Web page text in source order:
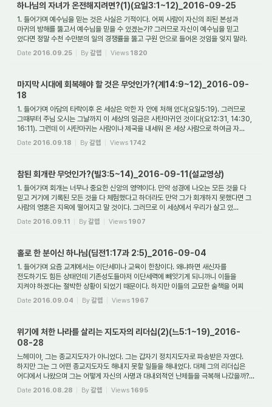
하나님의 자녀가 온전해지려면?(1)(요일3:1~12)_2016-09-25
1. 들어가며 예수님을 믿는 것은 사실은 기적이다. 어찌 사람이 자신의 죄된 본성과
마귀의 방해를 뚫고서 예수님을 믿을 수 있겠는가? 그러므로 자신이 예수님을 믿고
있다면 정말 수천 수만분의 일의 경쟁률을 뚫고 구원 안으로 들어온 것임을 잊지 말라.
하...
Date 2016.09.25 By갈렙 Views 1820
마지막 시대에 회복해야 할 것은 무엇인가?(계14:9~12)_2016-09-
18
1. 들어가며 아담의 타락이후 온 세상은 악한 자 안에 처해 있다(요일5:19). 그러므로
그때부터 주님 오시는 그날까지 이 세상의 임금은 사탄마귀인 것이다(요12:31, 14:30,
16:11). 그런데 이 사탄마귀는 사람이나 제국을 내세워 온 세상 사람으로 하여금 자...
Date 2016.09.18 By갈렙 Views 1742
참된 회개란 무엇인가?(빌3:5~14)_2016-09-11(설교영상)
1. 들어가며 회개는 너무나 중요한 신앙의 영역이다. 만약 성경에 나오는 모든 것을 다
믿고 거기에 기록된 모든 것을 다 체험했다고 하더라도 만약 그가 회개하지 못했다면 그
사람의 영혼은 지옥에 떨어지고 말 것이다. 그러므로 이 세상에서 우리가 살고 있...
Date 2016.09.11 By갈렙 Views 1907
홀로 한 분이신 하나님(딤전1:17과 2:5)_2016-09-04
1. 들어가며 요즘 교계에서는 이단세미나 교육이 한창이다. 왜냐하면 새신자를
전도하기도 힘든 상태인데 기존성도들마저 이단세력에 빼앗기게 되니까니 이들을
지켜야 하겠다는 절박한 상황이 되었기 때문이다. 하지만 이들의 교묘한 술책을 어찌
쉽게 극복해...
Date 2016.09.04 By갈렙 Views 1967
위기에 처한 나라를 살리는 지도자의 리더십(2)(느5:1~19)_2016-
08-28
느헤미야, 그는 종교지도자가 아니었다. 그는 갑자기 정치지도자로 파송받은 자였다.
하지만 그는 그 어떤 종교지도자도 해내지 못할 일들을 해내었다. 대체 그의 리더십은
어디에서 나왔으며 그는 어떻게 자신의 사명과 대내외적인 난제들을 극복해 나갔을까?...
Date 2016.08.28 By갈렙 Views 1695